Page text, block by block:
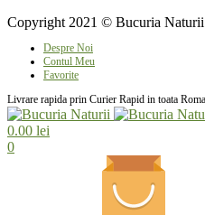
Copyright 2021 © Bucuria
Despre Noi
Contul Meu
Favorite
Livrare rapida prin Curier Rapid in toata
0.00 lei
0